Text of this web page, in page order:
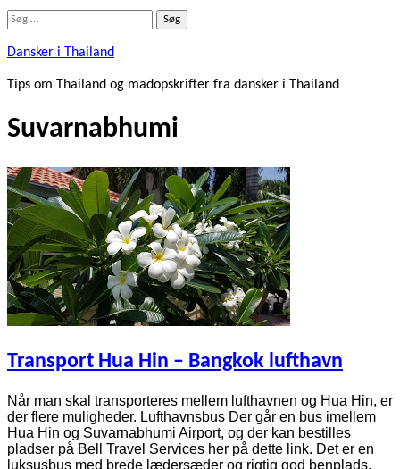
Søg
Dansker i Thailand
Tips om Thailand og madopskrifter fra dansker i Thailand
Suvarnabhumi
Transport Hua Hin – Bangkok lufthavn
Når man skal transporteres mellem lufthavnen og Hua Hin, er
der flere muligheder. Lufthavnsbus Der går en bus imellem
Hua Hin og Suvarnabhumi Airport, og der kan bestilles
pladser på Bell Travel Services her på dette link. Det er en
luksusbus med brede lædersæder og rigtig god benplads,